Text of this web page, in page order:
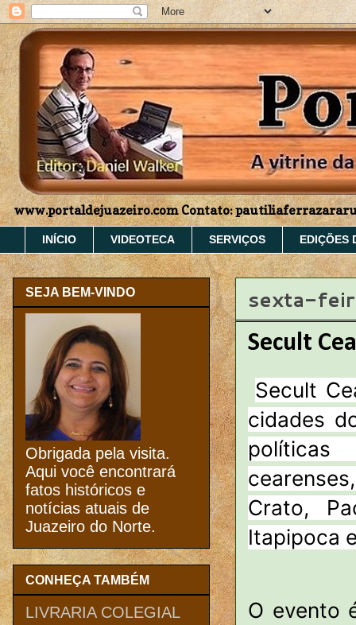
www.portaldejuazeiro.com Contato:
INÍCIO VIDEOTECA SERVIÇOS EDIÇÕES
sexta-
Secult
Secult
cidades
Crato,
Itapipoca
O evento
SEJA BEM-VINDO
Obrigada pela visita.
Aqui você encontrará
fatos históricos e
notícias atuais de
Juazeiro do Norte.
CONHEÇA TAMBÉM
LIVRARIA COLEGIAL